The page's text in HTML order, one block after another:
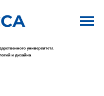
университета
и дизайна